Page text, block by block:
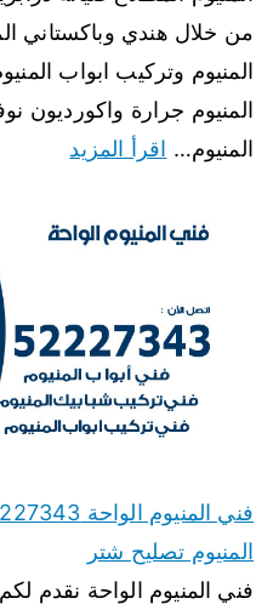
من خلال هندي وباكستاني
المنيوم وتركيب ابواب
المنيوم جرارة واكورديون
المنيوم… اقرأ المزيد
المنيوم تصليح شتر
فني المنيوم الواحة نقدم